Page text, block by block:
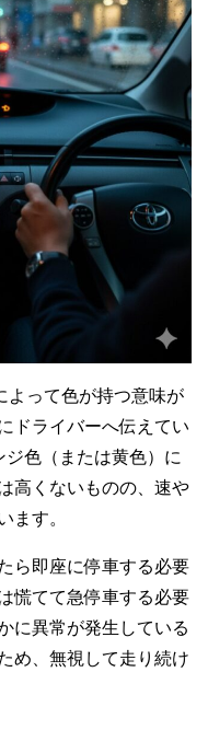
よって色が持つ意味が
ドライバーへ伝えてい
色（または黄色）に
高くないものの、速や
ます。
ら即座に停車する必要
慌てて急停車する必要
に異常が発生している
め、無視して走り続け